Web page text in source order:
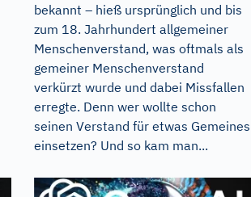
bekannt – hieß ursprünglich und bis
zum 18. Jahrhundert allgemeiner
Menschenverstand, was oftmals als
gemeiner Menschenverstand
verkürzt wurde und dabei Missfallen
erregte. Denn wer wollte schon
seinen Verstand für etwas Gemeines
einsetzen? Und so kam man...